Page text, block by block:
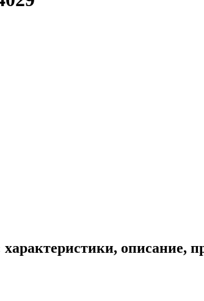
описание,